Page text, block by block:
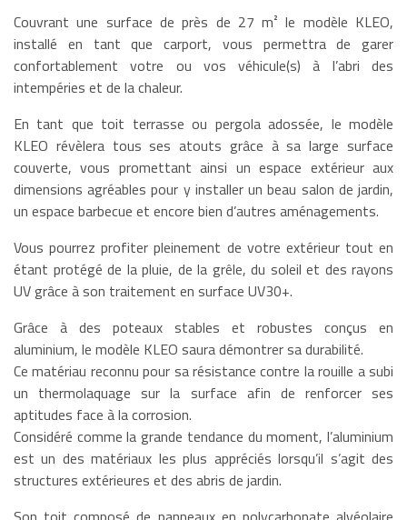
Couvrant une surface de près de 27 m² le modèle KLEO,
installé en tant que carport, vous permettra de garer
confortablement votre ou vos véhicule(s) à l’abri des
intempéries et de la chaleur.
En tant que toit terrasse ou pergola adossée, le modèle
KLEO révèlera tous ses atouts grâce à sa large surface
couverte, vous promettant ainsi un espace extérieur aux
dimensions agréables pour y installer un beau salon de jardin,
un espace barbecue et encore bien d’autres aménagements.
Vous pourrez profiter pleinement de votre extérieur tout en
étant protégé de la pluie, de la grêle, du soleil et des rayons
UV grâce à son traitement en surface UV30+.
Grâce à des poteaux stables et robustes conçus en
aluminium, le modèle KLEO saura démontrer sa durabilité.
Ce matériau reconnu pour sa résistance contre la rouille a subi
un thermolaquage sur la surface afin de renforcer ses
aptitudes face à la corrosion.
Considéré comme la grande tendance du moment, l’aluminium
est un des matériaux les plus appréciés lorsqu’il s’agit des
structures extérieures et des abris de jardin.